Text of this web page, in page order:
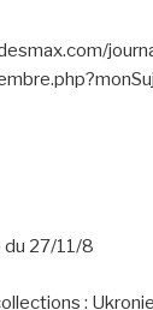
du 27/11/8
: